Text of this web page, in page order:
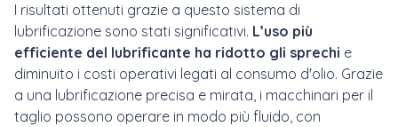
I risultati ottenuti grazie a questo sistema di
lubrificazione sono stati significativi. L’uso più
efficiente del lubrificante ha ridotto gli sprechi e
diminuito i costi operativi legati al consumo d'olio. Grazie
a una lubrificazione precisa e mirata, i macchinari per il
taglio possono operare in modo più fluido, con